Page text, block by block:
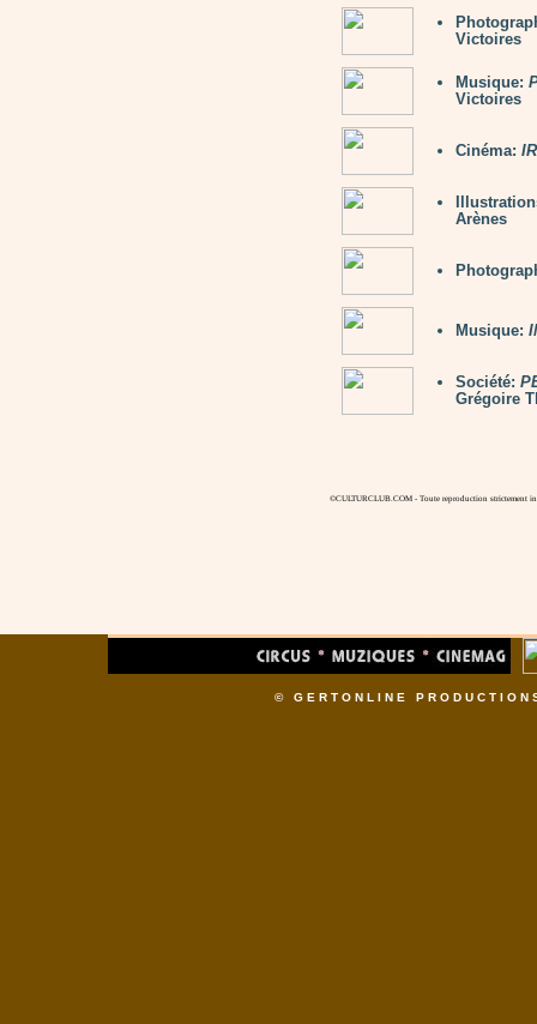
Victoires
Musique:
Victoires
Cinéma:
Arènes
Musique:
Société:
Grégoire
©CULTURCLUB.COM - Toute reproduction strictement
© GERTONLINE